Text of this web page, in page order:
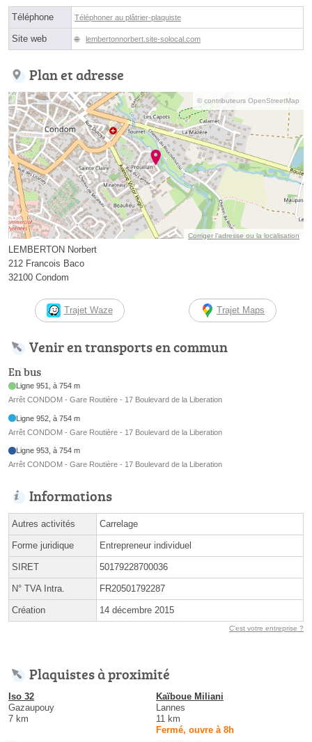
Téléphone Téléphoner au plâtrier-plaquiste
Site web lembertonnorbert.site-solocal.com
Plan et adresse
© contributeurs OpenStreetMap
Corriger l’adresse ou la localisation
LEMBERTON Norbert
212 Francois Baco
32100 Condom
Trajet Waze Trajet Maps
Venir en transports en commun
En bus
Ligne 951, à 754 m
Arrêt CONDOM - Gare Routière - 17 Boulevard de la Liberation
Ligne 952, à 754 m
Arrêt CONDOM - Gare Routière - 17 Boulevard de la Liberation
Ligne 953, à 754 m
Arrêt CONDOM - Gare Routière - 17 Boulevard de la Liberation
Informations
Autres activités Carrelage
Forme juridique Entrepreneur individuel
SIRET 50179228700036
N° TVA Intra. FR20501792287
Création 14 décembre 2015
C'est votre entreprise ?
Plaquistes à proximité
Iso 32
Gazaupouy
7 km
Kaïboue Miliani
Lannes
11 km
Fermé, ouvre à 8h